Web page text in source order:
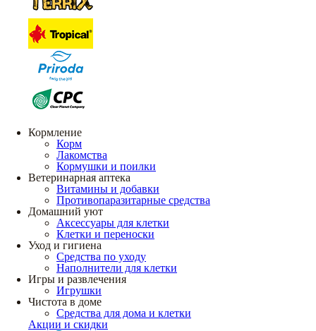
Кормление
Корм
Лакомства
Кормушки и поилки
Ветеринарная аптека
Витамины и добавки
Противопаразитарные средства
Домашний уют
Аксессуары для клетки
Клетки и переноски
Уход и гигиена
Средства по уходу
Наполнители для клетки
Игры и развлечения
Игрушки
Чистота в доме
Средства для дома и клетки
Акции и скидки